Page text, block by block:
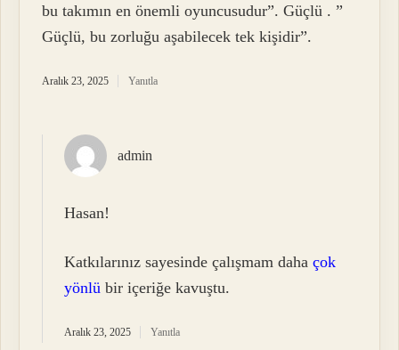
bu takımın en önemli oyuncusudur”. Güçlü . ”
Güçlü, bu zorluğu aşabilecek tek kişidir”.
Aralık 23, 2025 Yanıtla
admin
Hasan!
Katkılarınız sayesinde çalışmam dahaçok
yönlü bir içeriğe kavuştu.
Aralık 23, 2025 Yanıtla